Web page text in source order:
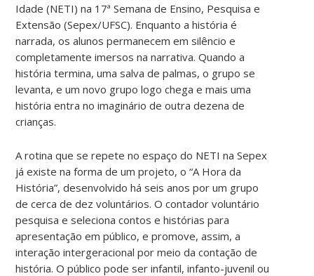
Idade (NETI) na 17ª Semana de Ensino, Pesquisa e
Extensão (Sepex/UFSC). Enquanto a história é
narrada, os alunos permanecem em silêncio e
completamente imersos na narrativa. Quando a
história termina, uma salva de palmas, o grupo se
levanta, e um novo grupo logo chega e mais uma
história entra no imaginário de outra dezena de
crianças.
A rotina que se repete no espaço do NETI na Sepex
já existe na forma de um projeto, o “A Hora da
História”, desenvolvido há seis anos por um grupo
de cerca de dez voluntários. O contador voluntário
pesquisa e seleciona contos e histórias para
apresentação em público, e promove, assim, a
interação intergeracional por meio da contação de
história. O público pode ser infantil, infanto-juvenil ou